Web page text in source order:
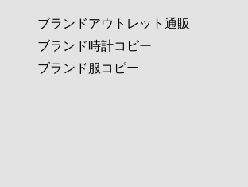
ブランドアウトレット通販
ブランド時計コピー
ブランド服コピー